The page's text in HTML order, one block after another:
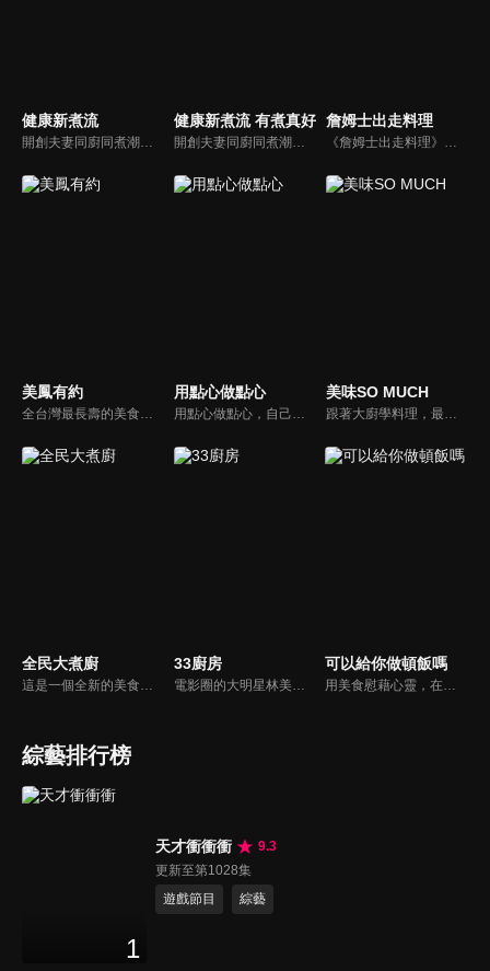
健康新煮流
開創夫妻同廚同煮潮流的KC夫婦，繼《健康醫食代》後，走出攝影棚，帶大家全台走透透，發掘上帝賞賜的美味食材，內容融合新加坡南洋風和客家純樸味，加上台灣獨特的閩南風情，互相激盪交織出的火花，打造出獨一無二的美食節目。
健康新煮流 有煮真好
開創夫妻同廚同煮潮流的KC夫婦，繼《健康醫食代》後，走出攝影棚，帶大家全台走透透，發掘上帝賞賜的美味食材，內容融合新加坡南洋風和客家純樸味，加上台灣獨特的閩南風情，互相激盪交織出的火花，打造出獨一無二的美食節目。
詹姆士出走料理
《詹姆士出走料理》以尋找詹姆士私廚菜單為節目主軸，為了尋找記憶中的美味料理，詹姆士將帶領大家探索市場，品嘗在地美味、尋訪料理達人，並在節目中展現特殊食材的處理方式、嘗試新的醬料或是新的料理作法，製作創意料理(料理教學)，最後在節目片尾時作出一道『詹姆士創意料理』。
美鳳有約
全台灣最長壽的美食節目《美鳯有約》魅力百分百！長達15年的播出時間，總是陪伴著許多婆婆媽媽們渡過一個輕鬆愉快的時光，精采內容您絕對不可錯過喔！
用點心做點心
用點心做點心，自己動手最開心！全台唯一以點心烘焙為主題的電視節目，邀請熱愛烘焙料理的你/妳，一起加入我們DIY各式各樣的點心。
美味SO MUCH
跟著大廚學料理，最強的料理小百科，美味SO MUCH！
全民大煮廚
這是一個全新的美食節目，將為您煮出台灣的好滋味，豐富、美味的畫面，傳遞「煮廚」對料理的用心，獨特的介紹方式，要你吃得更有創意、吃得更有趣！現今飲食已趨健康走向為主，「全民大煮廚」要用「輕食輕煙」讓你吃出健康與活力，並帶觀眾們從食材開始，想成為達人級的吃貨，走～我們從「煮」開始！
33廚房
電影圈的大明星林美秀首度跨足綜藝接主持棒，帶領駱進漢師傅以及黃景龍師傅大展廚藝與觀眾們一起美味上菜！
可以給你做頓飯嗎
用美食慰藉心靈，在飯桌上這個中國人最傳統的聊天場域打開素人物件心門；潛移默化地引出社會熱點話題，打造一檔有趣、有用、有意義的人文類真人秀。
綜藝排行榜
1
天才衝衝衝
9.3
更新至第1028集
遊戲節目
綜藝